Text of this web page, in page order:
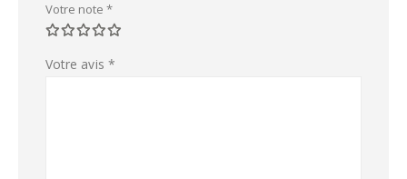
Votre note *
Votre avis *